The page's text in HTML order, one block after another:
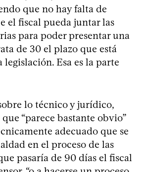
que no hay falta de
el fiscal pueda juntar las
para poder presentar una
de 30 el plazo que está
Esa es la parte
lo técnico y jurídico,
“parece bastante obvio”
adecuado que se
en el proceso de las
pasaría de 90 días el fiscal